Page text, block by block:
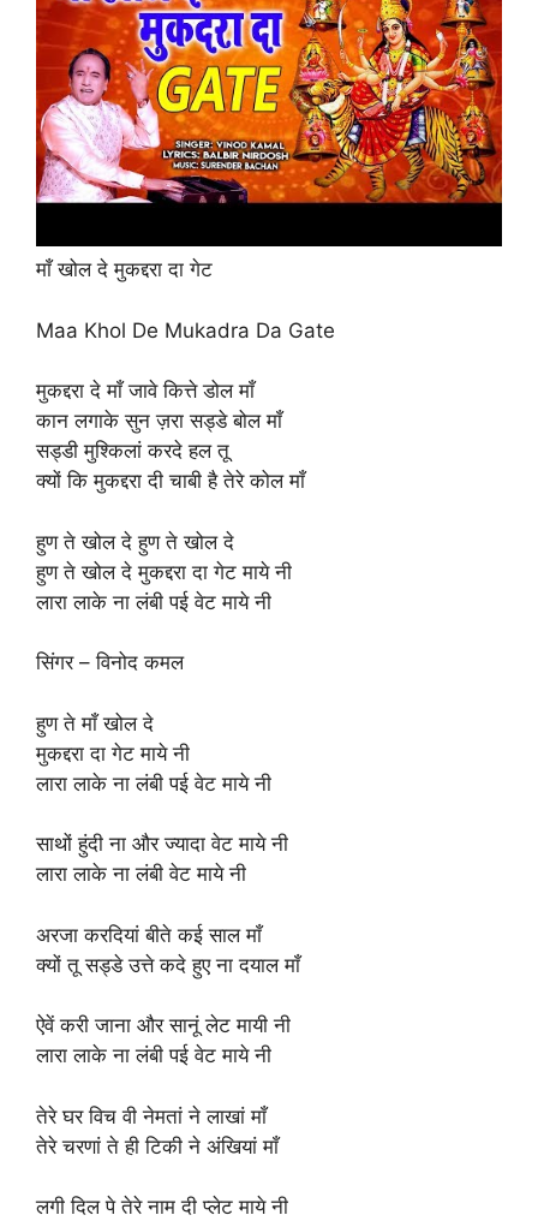
माँ खोल दे मुकद्दरा दा गेट
Maa Khol De Mukadra Da Gate
मुकद्दरा दे माँ जावे कित्ते डोल माँ
कान लगाके सुन ज़रा सड्डे बोल माँ
सड्डी मुश्किलां करदे हल तू
क्यों कि मुकद्दरा दी चाबी है तेरे कोल माँ
हुण ते खोल दे हुण ते खोल दे
हुण ते खोल दे मुकद्दरा दा गेट माये नी
लारा लाके ना लंबी पई वेट माये नी
सिंगर – विनोद कमल
हुण ते माँ खोल दे
मुकद्दरा दा गेट माये नी
लारा लाके ना लंबी पई वेट माये नी
साथों हुंदी ना और ज्यादा वेट माये नी
लारा लाके ना लंबी वेट माये नी
अरजा करदियां बीते कई साल माँ
क्यों तू सड्डे उत्ते कदे हुए ना दयाल माँ
ऐवें करी जाना और सानूं लेट मायी नी
लारा लाके ना लंबी पई वेट माये नी
तेरे घर विच वी नेमतां ने लाखां माँ
तेरे चरणां ते ही टिकी ने अंखियां माँ
लगी दिल पे तेरे नाम दी प्लेट माये नी